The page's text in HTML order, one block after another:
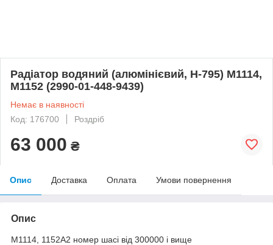
Радіатор водяний (алюмінієвий, Н-795) М1114,
М1152 (2990-01-448-9439)
Немає в наявності
Код: 176700
Роздріб
63 000 ₴
Опис Доставка Оплата Умови повернення
Опис
М1114, 1152А2 номер шасі від 300000 і вище